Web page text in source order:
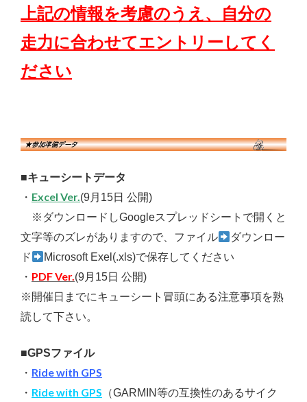
上記の情報を考慮のうえ、自分の
走力に合わせてエントリーしてく
ださい
■キューシートデータ
・ Excel Ver.(9月15日 公開)
※ダウンロードしGoogleスプレッドシートで開くと
文字等のズレがありますので、ファイル
ダウンロー
ド
Microsoft Exel(.xls)で保存してください
・ PDF Ver.(9月15日 公開)
※開催日までにキューシート冒頭にある注意事項を熟
読して下さい。
■GPSファイル
・ Ride with GPS
・ Ride with GPS （GARMIN等の互換性のあるサイク